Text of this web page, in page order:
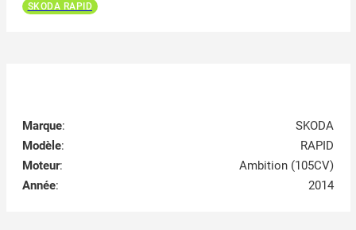
SKODA RAPID
Marque:
SKODA
Modèle:
RAPID
Moteur:
Ambition (105CV)
Année: 2014